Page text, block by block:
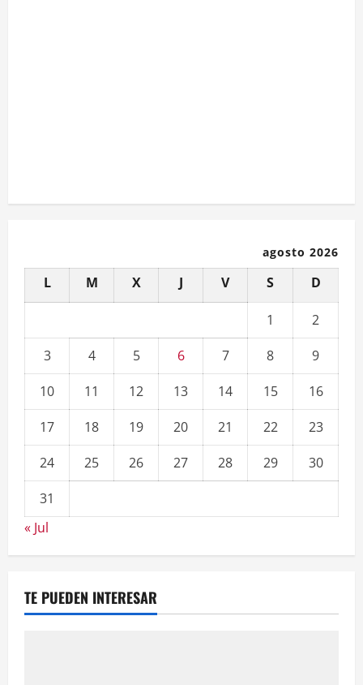
agosto 2026
L M X J V S D
1
2
3
4 5 6 7 8
9
10
11 12 13 14 15
16
17
18 19 20 21 22
23
24
25 26 27 28 29
30
31
« Jul
TE PUEDEN INTERESAR